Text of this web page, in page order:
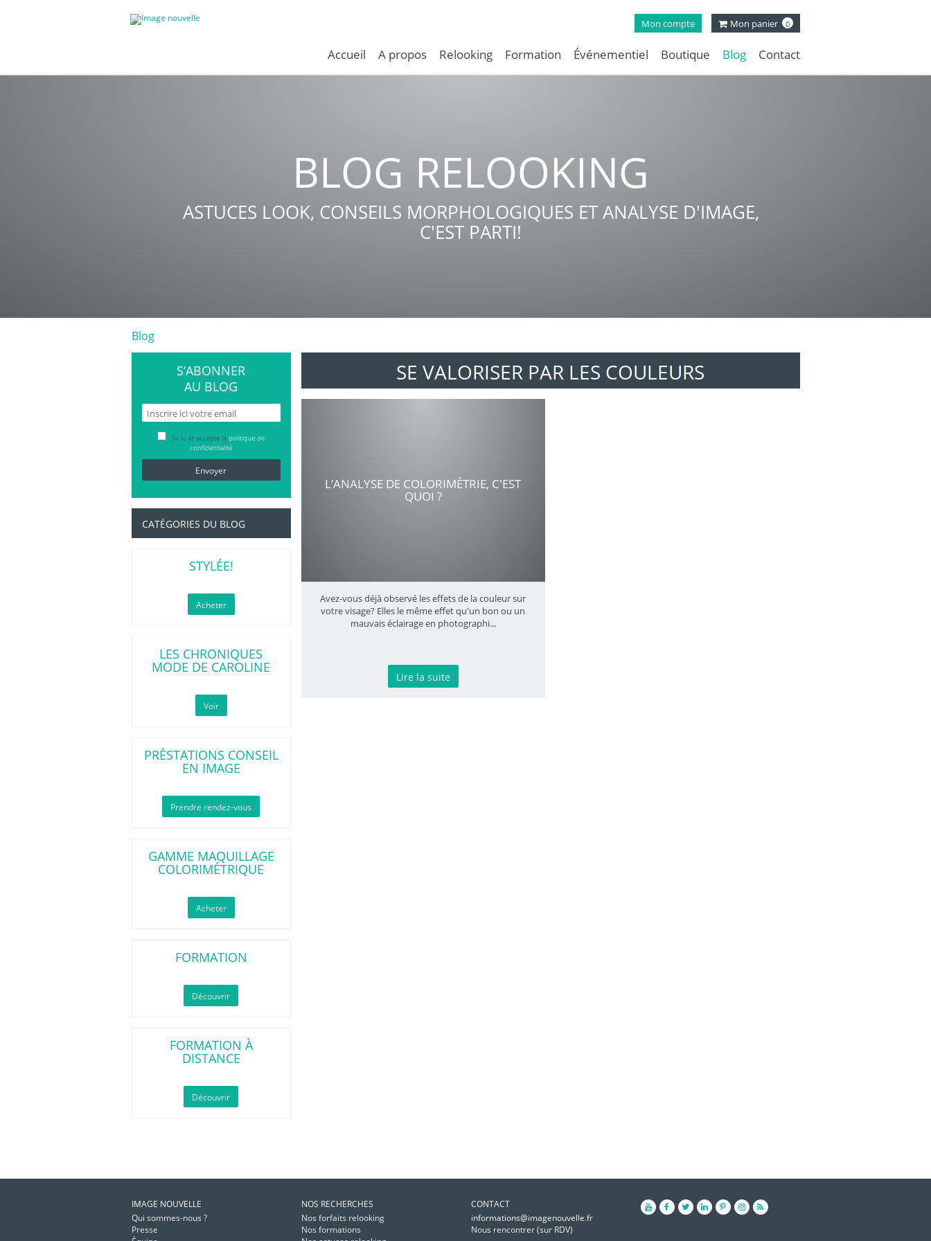
Mon compte Mon panier 0
Accueil A propos Relooking Formation Événementiel Boutique Blog Contact
BLOG RELOOKING
ASTUCES LOOK, CONSEILS MORPHOLOGIQUES ET ANALYSE D'IMAGE,
C'EST PARTI!
Blog
SE VALORISER PAR LES COULEURS
L’ANALYSE DE COLORIMÉTRIE, C'EST
QUOI ?
Avez-vous déjà observé les effets de la couleur sur
votre visage? Elles le même effet qu'un bon ou un
mauvais éclairage en photographi...
Lire la suite
S’ABONNER
AU BLOG
J’ai lu et accepte la politique de
confidentialité
CATÉGORIES DU BLOG
STYLÉE!
Acheter
LES CHRONIQUES
MODE DE CAROLINE
Voir
PRÉSTATIONS CONSEIL
EN IMAGE
Prendre rendez-vous
GAMME MAQUILLAGE
COLORIMÉTRIQUE
Acheter
FORMATION
Découvrir
FORMATION À
DISTANCE
Découvrir
IMAGE NOUVELLE
Qui sommes-nous ?
Presse
NOS RECHERCHES
Nos forfaits relooking
Nos formations
CONTACT
informations@imagenouvelle.fr
Nous rencontrer (sur RDV)